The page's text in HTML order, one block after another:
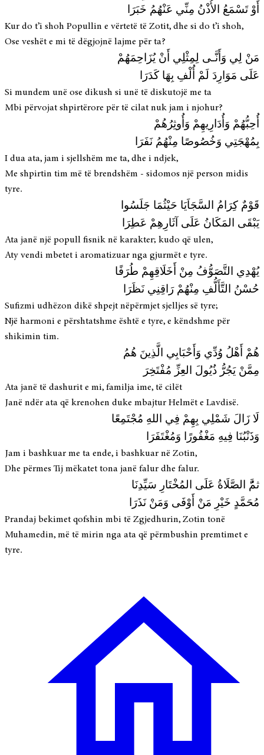
أَوْ تَسْمَعُ الأُذْنُ مِنِّي عَنْهُمُ خَبَرَا
Kur do t’i shoh Popullin e vërtetë të Zotit, dhe si do t’i shoh,
Ose veshët e mi të dëgjojnë lajme për ta?
مَنْ لِي وَأَنَّـى لِمِثْلِي أَنْ يُزَاحِمَهُمْ
عَلَى مَوَارِدَ لَمْ أُلْفِ بِهَا كَدَرَا
Si mundem unë ose dikush si unë të diskutojë me ta
Mbi përvojat shpirtërore për të cilat nuk jam i njohur?
أُحِبُّهُمْ وَأُدَارِيهِمْ وَأُوثِرُهُمْ
بِمُهْجَتِي وَخُصُوصًا مِنْهُمُ نَفَرَا
I dua ata, jam i sjellshëm me ta, dhe i ndjek,
Me shpirtin tim më të brendshëm - sidomos një person midis
tyre.
قَوْمٌ كِرَامُ السَّجَاَيَا حَيْثُمَا جَلَسُوا
يَبْقَى المَكَانُ عَلَى آثَارِهِمْ عَطِرَا
Ata janë një popull fisnik në karakter; kudo që ulen,
Aty vendi mbetet i aromatizuar nga gjurmët e tyre.
يُهْدِي التَّصَوُّفُ مِنْ أَخَلَاقِهِمْ طُرَفًا
حُسْنُ التَّأَلُّفِ مِنْهُمْ رَاقِنِي نَظَرَا
Sufizmi udhëzon dikë shpejt nëpërmjet sjelljes së tyre;
Një harmoni e përshtatshme është e tyre, e këndshme për
shikimin tim.
هُمْ أَهْلُ وُدِّي وَأَحْبَابِي الَّذِينَ هُمُ
مِمَّنْ يَجُرُّ ذُيُولَ العِزِّ مُفْتَخِرَ
Ata janë të dashurit e mi, familja ime, të cilët
Janë ndër ata që krenohen duke mbajtur Helmët e Lavdisë.
لَا زَالَ شَمْلِي بِهِمْ فِي اللهِ مُجْتَمِعًا
وَذَنْبُنَا فِيهِ مَغْفُورًا وَمُغْتَفَرَا
Jam i bashkuar me ta ende, i bashkuar në Zotin,
Dhe përmes Tij mëkatet tona janë falur dhe falur.
ثمَُّ الصَّلَاةُ عَلَى المُخْتَارِ سَيِّدِنَا
مُحَمَّدٍ خَيْرِ مَنْ أَوْفَى وَمَنْ نَذَرَا
Prandaj bekimet qofshin mbi të Zgjedhurin, Zotin tonë
Muhamedin, më të mirin nga ata që përmbushin premtimet e
tyre.